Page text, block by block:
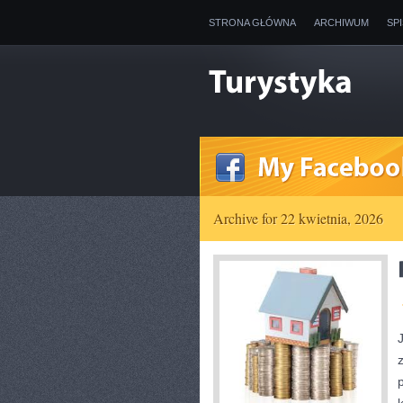
STRONA GŁÓWNA ARCHIWUM
Archive for 22 kwietnia, 2026